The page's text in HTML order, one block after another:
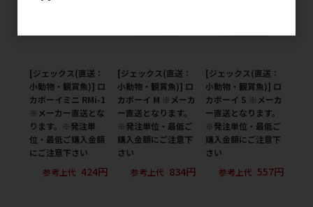
[ジェックス(直送：
小動物・観賞魚)] ロ
カボーイミニ RMi-1
※メーカー直送とな
ります。※発注単
位・最低ご購入金額
にご注意下さい
参考上代 424円
[ジェックス(直送：
小動物・観賞魚)] ロ
カボーイ M ※メーカ
ー直送となります。
※発注単位・最低ご
購入金額にご注意下
さい
参考上代 834円
[ジェックス(直送：
小動物・観賞魚)] ロ
カボーイ S ※メーカ
ー直送となります。
※発注単位・最低ご
購入金額にご注意下
さい
参考上代 557円